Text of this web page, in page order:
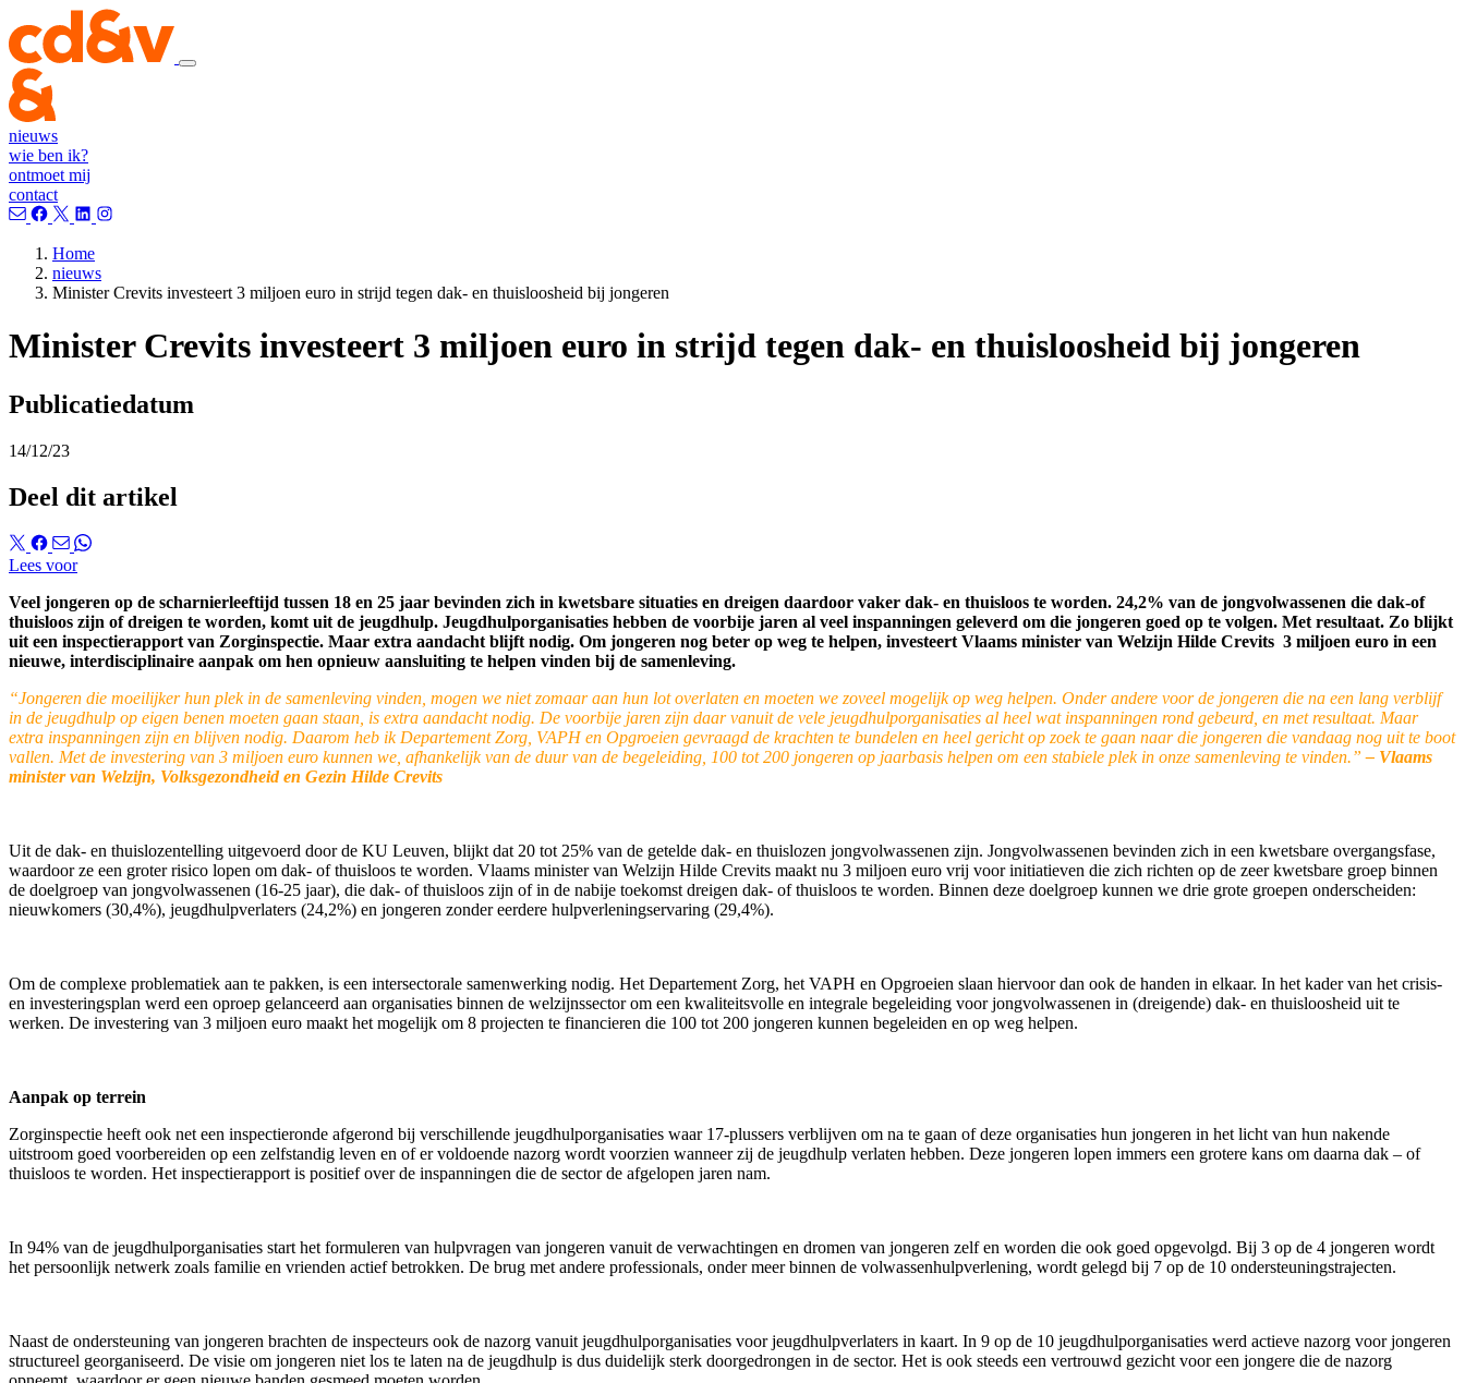
nieuws
wie ben ik?
ontmoet mij
contact
Home
nieuws
Minister Crevits investeert 3 miljoen euro in strijd tegen dak- en thuisloosheid bij jongeren
Minister Crevits investeert 3 miljoen euro in strijd tegen dak- en thuisloosheid bij jongeren
Publicatiedatum
14/12/23
Deel dit artikel
Lees voor
Veel jongeren op de scharnierleeftijd tussen 18 en 25 jaar bevinden zich in kwetsbare situaties en dreigen daardoor vaker dak- en thuisloos te worden. 24,2% van de jongvolwassenen die dak-of
thuisloos zijn of dreigen te worden, komt uit de jeugdhulp. Jeugdhulporganisaties hebben de voorbije jaren al veel inspanningen geleverd om die jongeren goed op te volgen. Met resultaat. Zo blijkt
uit een inspectierapport van Zorginspectie. Maar extra aandacht blijft nodig. Om jongeren nog beter op weg te helpen, investeert Vlaams minister van Welzijn Hilde Crevits 3 miljoen euro in een
nieuwe, interdisciplinaire aanpak om hen opnieuw aansluiting te helpen vinden bij de samenleving.
“Jongeren die moeilijker hun plek in de samenleving vinden, mogen we niet zomaar aan hun lot overlaten en moeten we zoveel mogelijk op weg helpen. Onder andere voor de jongeren die na een lang verblijf
in de jeugdhulp op eigen benen moeten gaan staan, is extra aandacht nodig. De voorbije jaren zijn daar vanuit de vele jeugdhulporganisaties al heel wat inspanningen rond gebeurd, en met resultaat. Maar
extra inspanningen zijn en blijven nodig. Daarom heb ik Departement Zorg, VAPH en Opgroeien gevraagd de krachten te bundelen en heel gericht op zoek te gaan naar die jongeren die vandaag nog uit te boot
vallen. Met de investering van 3 miljoen euro kunnen we, afhankelijk van de duur van de begeleiding, 100 tot 200 jongeren op jaarbasis helpen om een stabiele plek in onze samenleving te vinden.”– Vlaams
minister van Welzijn, Volksgezondheid en Gezin Hilde Crevits
Uit de dak- en thuislozentelling uitgevoerd door de KU Leuven, blijkt dat 20 tot 25% van de getelde dak- en thuislozen jongvolwassenen zijn. Jongvolwassenen bevinden zich in een kwetsbare overgangsfase,
waardoor ze een groter risico lopen om dak- of thuisloos te worden. Vlaams minister van Welzijn Hilde Crevits maakt nu 3 miljoen euro vrij voor initiatieven die zich richten op de zeer kwetsbare groep binnen
de doelgroep van jongvolwassenen (16-25 jaar), die dak- of thuisloos zijn of in de nabije toekomst dreigen dak- of thuisloos te worden. Binnen deze doelgroep kunnen we drie grote groepen onderscheiden:
nieuwkomers (30,4%), jeugdhulpverlaters (24,2%) en jongeren zonder eerdere hulpverleningservaring (29,4%).
Om de complexe problematiek aan te pakken, is een intersectorale samenwerking nodig. Het Departement Zorg, het VAPH en Opgroeien slaan hiervoor dan ook de handen in elkaar. In het kader van het crisis-
en investeringsplan werd een oproep gelanceerd aan organisaties binnen de welzijnssector om een kwaliteitsvolle en integrale begeleiding voor jongvolwassenen in (dreigende) dak- en thuisloosheid uit te
werken. De investering van 3 miljoen euro maakt het mogelijk om 8 projecten te financieren die 100 tot 200 jongeren kunnen begeleiden en op weg helpen.
Aanpak op terrein
Zorginspectie heeft ook net een inspectieronde afgerond bij verschillende jeugdhulporganisaties waar 17-plussers verblijven om na te gaan of deze organisaties hun jongeren in het licht van hun nakende
uitstroom goed voorbereiden op een zelfstandig leven en of er voldoende nazorg wordt voorzien wanneer zij de jeugdhulp verlaten hebben. Deze jongeren lopen immers een grotere kans om daarna dak – of
thuisloos te worden. Het inspectierapport is positief over de inspanningen die de sector de afgelopen jaren nam.
In 94% van de jeugdhulporganisaties start het formuleren van hulpvragen van jongeren vanuit de verwachtingen en dromen van jongeren zelf en worden die ook goed opgevolgd. Bij 3 op de 4 jongeren wordt
het persoonlijk netwerk zoals familie en vrienden actief betrokken. De brug met andere professionals, onder meer binnen de volwassenhulpverlening, wordt gelegd bij 7 op de 10 ondersteuningstrajecten.
Naast de ondersteuning van jongeren brachten de inspecteurs ook de nazorg vanuit jeugdhulporganisaties voor jeugdhulpverlaters in kaart. In 9 op de 10 jeugdhulporganisaties werd actieve nazorg voor jongeren
structureel georganiseerd. De visie om jongeren niet los te laten na de jeugdhulp is dus duidelijk sterk doorgedrongen in de sector. Het is ook steeds een vertrouwd gezicht voor een jongere die de nazorg